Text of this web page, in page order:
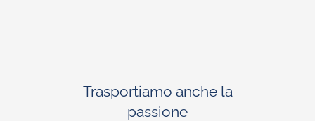
Trasportiamo anche la
passione